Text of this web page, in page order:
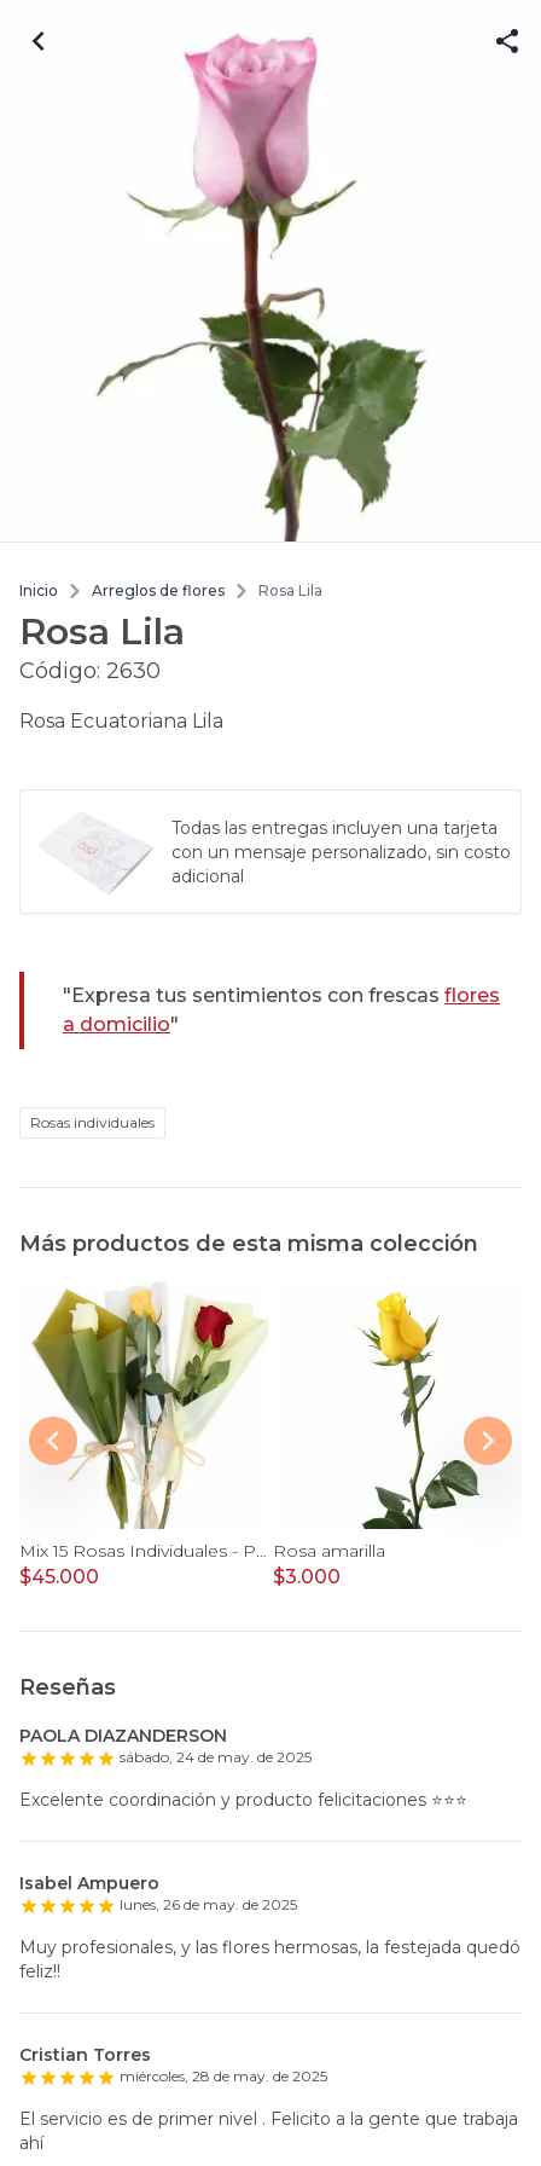
Inicio Arreglos de flores Rosa Lila
Rosa Lila
Código: 2630
Rosa Ecuatoriana Lila
Todas las entregas incluyen una tarjeta
con un mensaje personalizado, sin costo
adicional
"Expresa tus sentimientos con frescas flores
a domicilio"
Rosas individuales
Más productos de esta misma colección
Mix 15 Rosas Individuales - Pack de 15 rosas individuales de colores surtidos envueltas en papel.
$45.000
Rosa amarilla
$3.000
Reseñas
PAOLA DIAZANDERSON
sábado, 24 de may. de 2025
Excelente coordinación y producto felicitaciones ⭐️⭐️⭐️
Isabel Ampuero
lunes, 26 de may. de 2025
Muy profesionales, y las flores hermosas, la festejada quedó
feliz!!
Cristian Torres
miércoles, 28 de may. de 2025
El servicio es de primer nivel . Felicito a la gente que trabaja
ahí